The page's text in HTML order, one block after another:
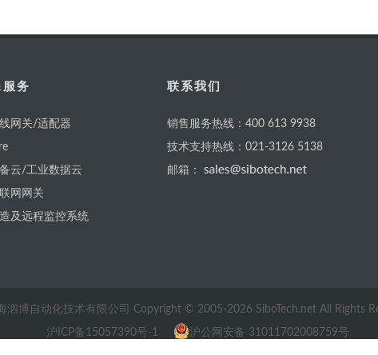
务
网关/适配器
云/工业数据云
网网关
及远程监控系统
联系我们
销售服务热线：400 613 9938
技术支持热线：021-3126 5138
邮箱：
泗博自动化技术有限公司 Copyright © 2005-2026 SiboTech.net All Rights
沪ICP备15057390号-1 沪公网安备 31011702008759号